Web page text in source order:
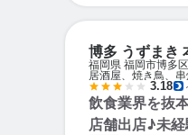
博多 うずまき
福岡県 福岡市博多区
居酒屋、焼き鳥、
3.18
飲食業界を抜
店舗出店♪未